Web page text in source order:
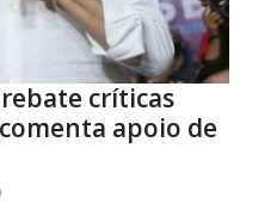
críticas
apoio de